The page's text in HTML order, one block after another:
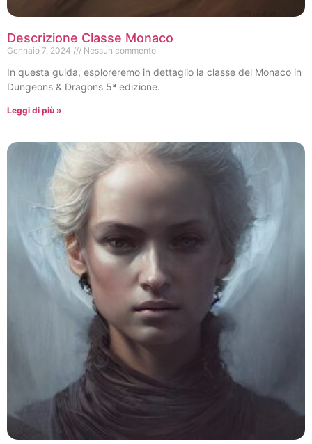
Descrizione Classe Monaco
Gennaio 7, 2024 Nessun commento
In questa guida, esploreremo in dettaglio la classe del Monaco in
Dungeons & Dragons 5ª edizione.
Leggi di più »